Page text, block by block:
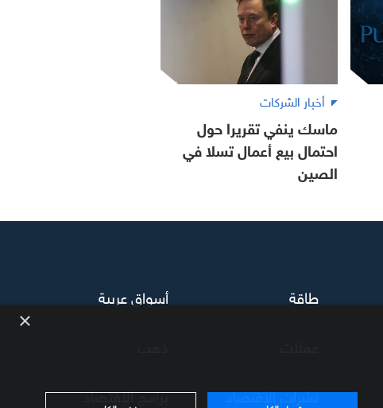
أخبار الشركات
ماسك ينفي تقريرا حول
احتمال بيع أعمال تسلا في
الصين
طاقة
أسواق عربية
نشرات الاقتصاد برامج الاقتصاد
×